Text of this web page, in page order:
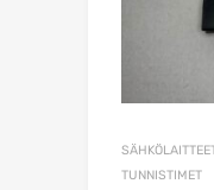
TUNNISTIMET